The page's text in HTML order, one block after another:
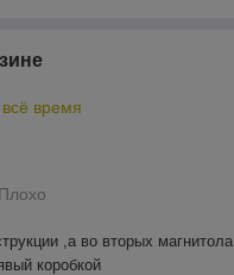
время
Плохо
,а во вторых
коробкой